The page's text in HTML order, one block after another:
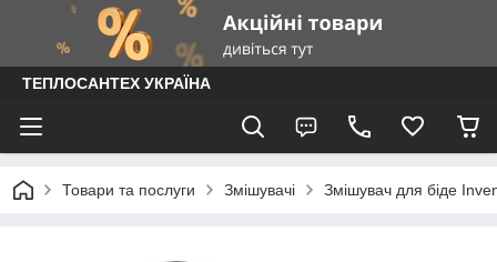
ТЕПЛОСАНТЕХ УКРАЇНА
Товари та послуги Змішувачі Змішувач для біде